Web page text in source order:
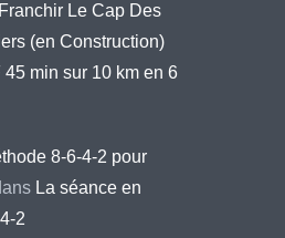
Le Cap Des
(en Construction)
min sur 10 km en 6
8-6-4-2 pour
La séance en
2